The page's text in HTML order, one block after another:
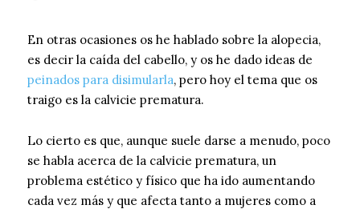
En otras ocasiones os he hablado sobre la alopecia,
es decir la caída del cabello, y os he dado ideas de
peinados para disimularla, pero hoy el tema que os
traigo es la calvicie prematura.
Lo cierto es que, aunque suele darse a menudo, poco
se habla acerca de la calvicie prematura, un
problema estético y físico que ha ido aumentando
cada vez más y que afecta tanto a mujeres como a